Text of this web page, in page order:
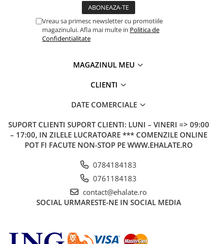
Vreau sa primesc newsletter cu promotiile
magazinului. Afla mai multe in Politica de
Confidentialitate
MAGAZINUL MEU
CLIENTI
DATE COMERCIALE
SUPORT CLIENTI SUPORT CLIENTI: LUNI – VINERI => 09:00
– 17:00, IN ZILELE LUCRATOARE *** COMENZILE ONLINE
POT FI FACUTE NON-STOP PE WWW.EHALATE.RO
0784184183
0761184183
contact@ehalate.ro
SOCIAL URMARESTE-NE IN SOCIAL MEDIA